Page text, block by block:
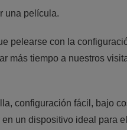
una película.
pelearse con la
más tiempo a nuestros
configuración fácil, bajo
un dispositivo ideal para